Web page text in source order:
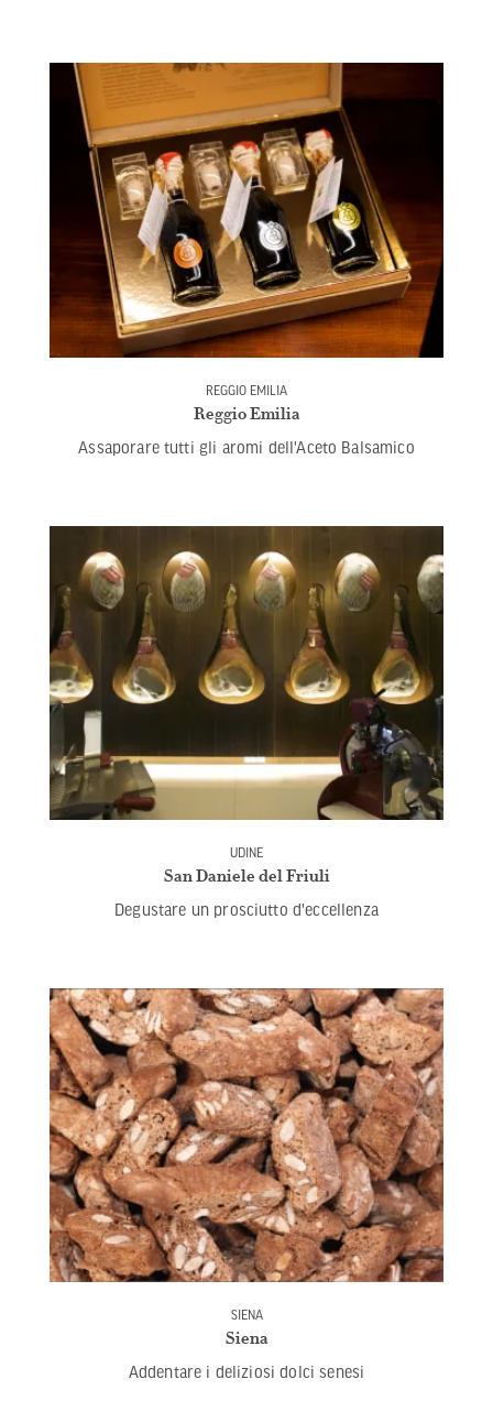
REGGIO EMILIA
Reggio Emilia
Assaporare tutti gli aromi dell'Aceto Balsamico
UDINE
San Daniele del Friuli
Degustare un prosciutto d'eccellenza
SIENA
Siena
Addentare i deliziosi dolci senesi